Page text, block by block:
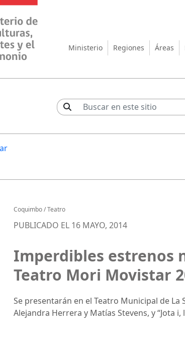
de las Culturas,
Ministerio Regiones Áreas
Coquimbo/Teatro
PUBLICADO EL 16 MAYO, 2014
Imperdibles estrenos
Teatro Mori Movistar
Se presentarán en el Teatro Municipal de La
Alejandra Herrera y Matías Stevens, y “Jota